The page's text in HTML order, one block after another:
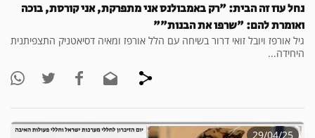
נחל עוז זה הבית: "רק באמבולנס אני מתפרקת, אני קורסת, בוכה
ואומרת להם: "שרפו את הבנות""
גיל אורפז ויובל זואי דרור בשיחה עם הלל אורפז ומאיה דסיאטניק התצפיתנית
היחידה...
29/04/25